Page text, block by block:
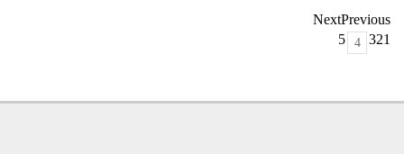
Previous
Next
1
2
3
4
5